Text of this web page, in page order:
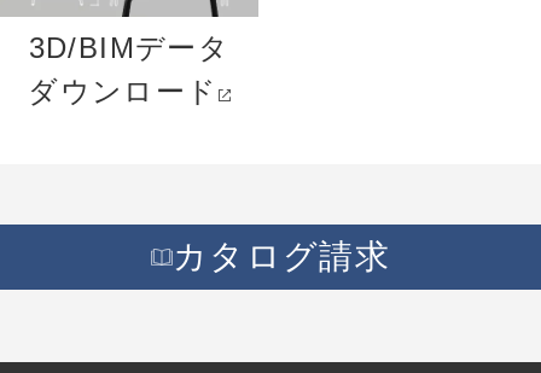
3D/BIMデータ
ダウンロード
カタログ請求